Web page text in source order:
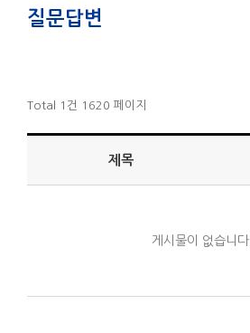
질문답변
Total 1건 1620 페이지
제목
게시물이 없습니다.